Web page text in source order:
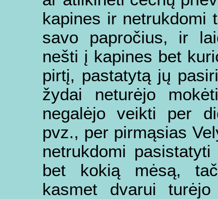
kapines ir netrukdomi
savo papročius, ir
nešti į kapines bet
pirtį, pastatytą jų
žydai neturėjo
negalėjo veikti per
pvz., per pirmąsias
netrukdomi
bet kokią mėsą,
kasmet dvarui